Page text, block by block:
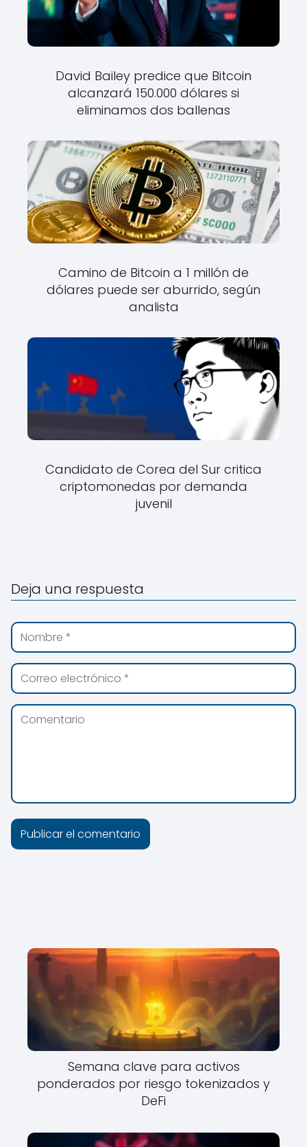
David Bailey predice que Bitcoin
alcanzará 150.000 dólares si
eliminamos dos ballenas
Camino de Bitcoin a 1 millón de
dólares puede ser aburrido, según
analista
Candidato de Corea del Sur critica
criptomonedas por demanda
juvenil
Deja una respuesta
Semana clave para activos
ponderados por riesgo tokenizados y
DeFi